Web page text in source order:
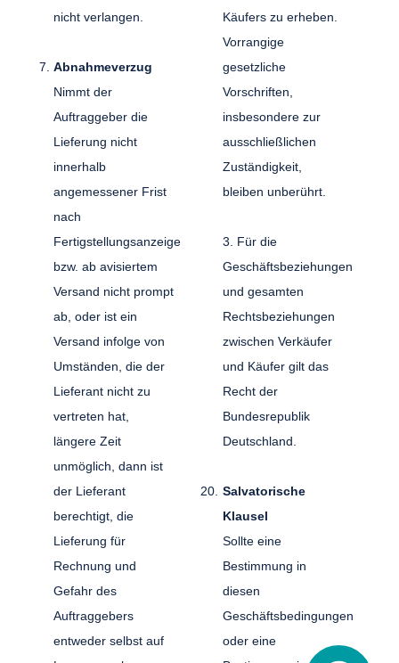
nicht verlangen.
Abnahmeverzug
Nimmt der
Auftraggeber die
Lieferung nicht
innerhalb
angemessener Frist
nach
Fertigstellungsanzeige
bzw. ab avisiertem
Versand nicht prompt
ab, oder ist ein
Versand infolge von
Umständen, die der
Lieferant nicht zu
vertreten hat,
längere Zeit
unmöglich, dann ist
der Lieferant
berechtigt, die
Lieferung für
Rechnung und
Gefahr des
Auftraggebers
entweder selbst auf
Käufers zu erheben.
Vorrangige
gesetzliche
Vorschriften,
insbesondere zur
ausschließlichen
Zuständigkeit,
bleiben unberührt.
3. Für die
Geschäftsbeziehungen
und gesamten
Rechtsbeziehungen
zwischen Verkäufer
und Käufer gilt das
Recht der
Bundesrepublik
Deutschland.
Salvatorische
Klausel
Sollte eine
Bestimmung in
diesen
Geschäftsbedingungen
oder eine